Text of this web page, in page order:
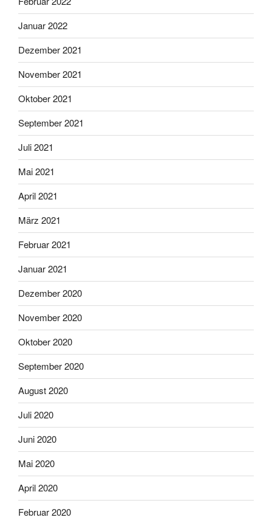
Januar 2022
Dezember 2021
November 2021
Oktober 2021
September 2021
Juli 2021
Mai 2021
April 2021
März 2021
Februar 2021
Januar 2021
Dezember 2020
November 2020
Oktober 2020
September 2020
August 2020
Juli 2020
Juni 2020
Mai 2020
April 2020
Februar 2020